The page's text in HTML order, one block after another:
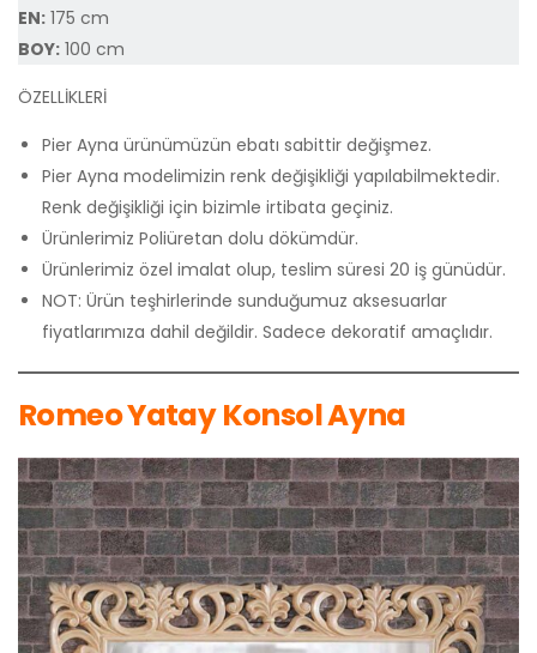
EN: 175 cm
BOY: 100 cm
ÖZELLİKLERİ
Pier Ayna ürünümüzün ebatı sabittir değişmez.
Pier Ayna modelimizin renk değişikliği yapılabilmektedir.
Renk değişikliği için bizimle irtibata geçiniz.
Ürünlerimiz Poliüretan dolu dökümdür.
Ürünlerimiz özel imalat olup, teslim süresi 20 iş günüdür.
NOT: Ürün teşhirlerinde sunduğumuz aksesuarlar
fiyatlarımıza dahil değildir. Sadece dekoratif amaçlıdır.
Romeo Yatay Konsol Ayna